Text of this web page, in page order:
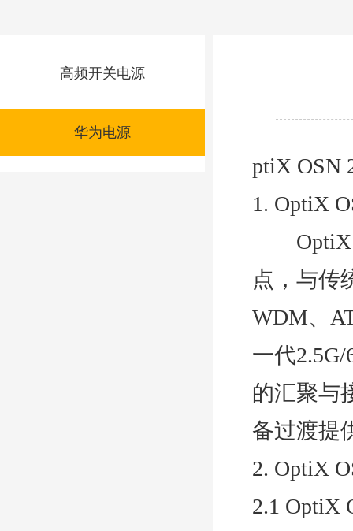
高频开关电源
华为电源
ptiX OSN
1. OptiX
OptiX
点，与传
WDM、
一代
的汇聚与
备过渡提
2. OptiX
2.1 OptiX